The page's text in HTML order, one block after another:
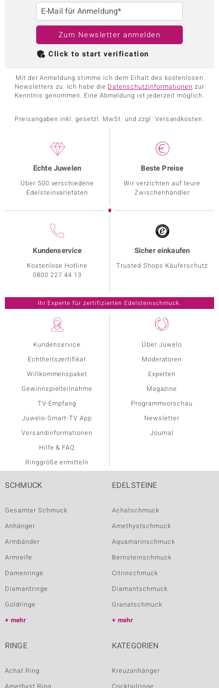
E-Mail für Anmeldung*
Zum Newsletter anmelden
Click to start verification
Mit der Anmeldung stimme ich dem Erhalt des kostenlosen
Newsletters zu. Ich habe die Datenschutzinformationen zur
Kenntnis genommen. Eine Abmeldung ist jederzeit möglich.
Preisangaben inkl. gesetzl. MwSt. und zzgl. Versandkosten.
Echte Juwelen
Über 500 verschiedene
Edelsteinvarietäten
Beste Preise
Wir verzichten auf teure
Zwischenhändler
Kundenservice
Kostenlose Hotline
0800 227 44 13
Sicher einkaufen
Trusted Shops Käuferschutz
Kundenservice
Echtheitszertifikat
Willkommenspaket
Gewinnspielteilnahme
TV-Empfang
Juwelo-Smart-TV App
Versandinformationen
Hilfe & FAQ
Ringgröße ermitteln
Über Juwelo
Moderatoren
Experten
Magazine
Programmvorschau
Newsletter
Journal
SCHMUCK
Gesamter Schmuck
Anhänger
Armbänder
Armreife
Damenringe
Diamantringe
Goldringe
mehr
EDELSTEINE
Achatschmuck
Amethystschmuck
Aquamarinschmuck
Bernsteinschmuck
Citrinschmuck
Diamantschmuck
Granatschmuck
mehr
RINGE
Achat Ring
KATEGORIEN
Kreuzanhänger